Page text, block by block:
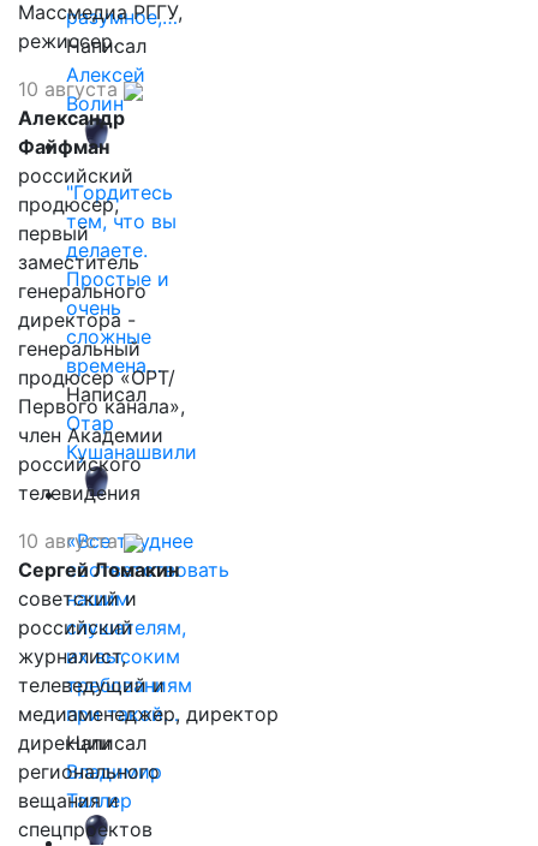
разумное,…
Написал
Алексей
Волин
"Гордитесь
тем, что вы
делаете.
Простые и
очень
сложные
времена…
Написал
Отар
Кушанашвили
«Все труднее
соответствовать
нашим
слушателям,
их высоким
требованиям
при такой…
Написал
Владимир
Таллер
Массмедиа РГГУ,
режиссер.
10 августа
Александр
Файфман
российский
продюсер,
первый
заместитель
генерального
директора -
генеральный
продюсер «ОРТ/
Первого канала»,
член Академии
российского
телевидения
10 августа
Сергей Ломакин
советский и
российский
журналист,
телеведущий и
медиаменеджер, директор
дирекции
регионального
вещания и
спецпроектов